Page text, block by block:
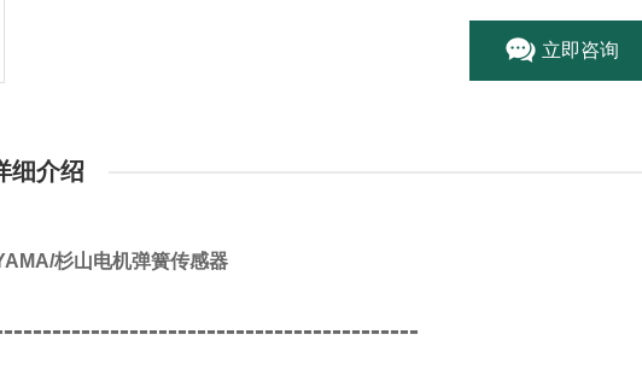
立即咨询
细介绍
杉山电机弹簧传感器